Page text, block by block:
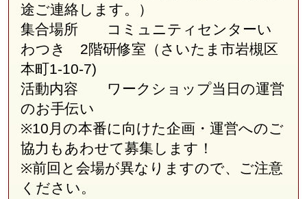
途ご連絡します。）
集合場所 コミュニティセンターい
わつき 2階研修室（さいたま市岩槻区
本町1-10-7)
活動内容 ワークショップ当日の運営
のお手伝い
※10月の本番に向けた企画・運営へのご
協力もあわせて募集します！
※前回と会場が異なりますので、ご注意
ください。